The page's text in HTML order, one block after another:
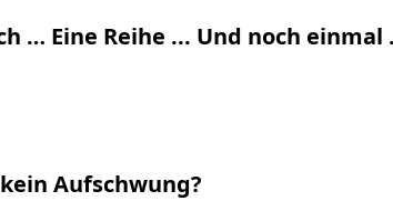
… Eine Reihe ... Und noch einmal
Aufschwung?